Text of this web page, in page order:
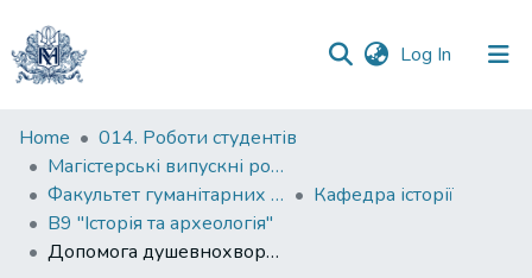
Log In (current)
Communities
&
Collections
All of DSpace
Home
014. Роботи студентів
Магістерські випускні роботи
Факультет гуманітарних наук
Кафедра історії
В9 "Історія та археологія"
Допомога душевнохворим в системі громадської опіки Києва (1781-1917)